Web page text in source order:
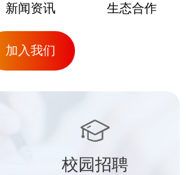
新闻资讯 生态合作
加入我们
校园招聘